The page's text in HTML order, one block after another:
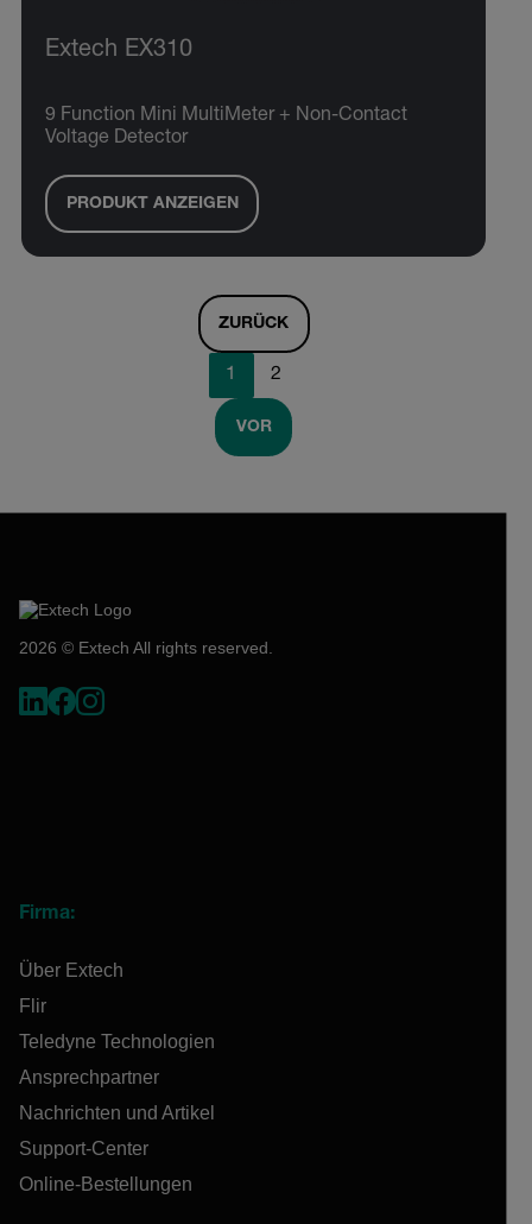
Extech EX310
9 Function Mini MultiMeter + Non-Contact
Voltage Detector
PRODUKT ANZEIGEN
ZURÜCK
1 2
VOR
2026 © Extech All rights reserved.
Firma:
Über Extech
Flir
Teledyne Technologien
Ansprechpartner
Nachrichten und Artikel
Support-Center
Online-Bestellungen